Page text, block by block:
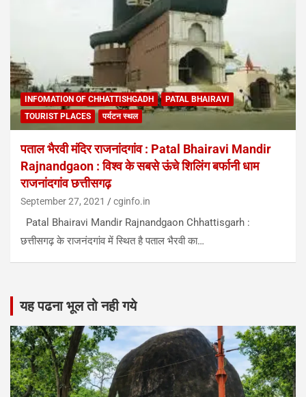
INFOMATION OF CHHATTISHGADH
PATAL BHAIRAVI
TOURIST PLACES
पर्यटन स्थल
पताल भैरवी मंदिर राजनांदगांव : Patal Bhairavi Mandir
Rajnandgaon : विश्व के सबसे ऊंचे शिलिंग बर्फानी धाम
राजनांदगांव छत्तीसगढ़
September 27, 2021 cginfo.in
Patal Bhairavi Mandir Rajnandgaon Chhattisgarh :
छत्तीसगढ़ के राजनंदगांव में स्थित है पताल भैरवी का…
यह पढना भूल तो नही गये